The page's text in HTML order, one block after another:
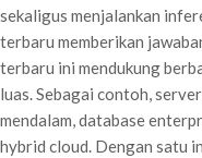
sekaligus menjalankan
terbaru memberikan
terbaru ini mendukung
luas. Sebagai contoh,
mendalam, database
hybrid cloud. Dengan satu